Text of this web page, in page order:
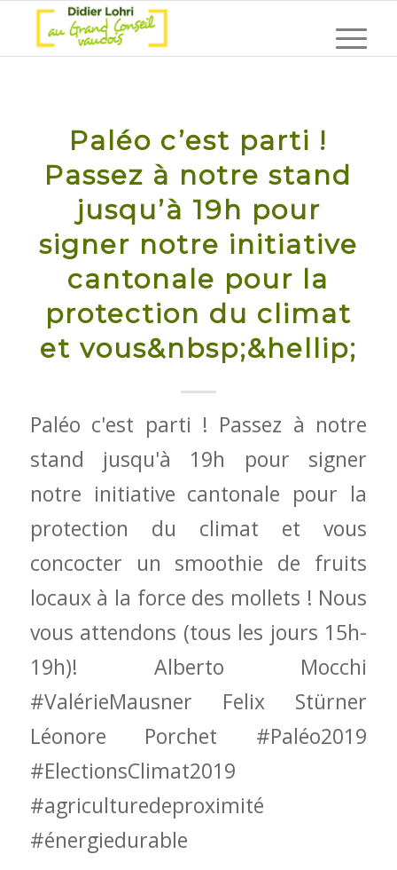
Paléo c’est parti !
Passez à notre stand
jusqu’à 19h pour
signer notre initiative
cantonale pour la
protection du climat
et vous&nbsp;&hellip;
Paléo c'est parti ! Passez à notre
stand jusqu'à 19h pour signer
notre initiative cantonale pour la
protection du climat et vous
concocter un smoothie de fruits
locaux à la force des mollets ! Nous
vous attendons (tous les jours 15h-
19h)! Alberto Mocchi
#ValérieMausner Felix Stürner
Léonore Porchet #Paléo2019
#ElectionsClimat2019
#agriculturedeproximité
#énergiedurable